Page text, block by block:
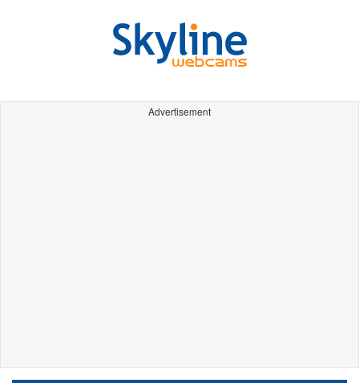
Advertisement